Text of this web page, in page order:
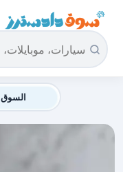
سوق دادسترز الرئيسية
السوق